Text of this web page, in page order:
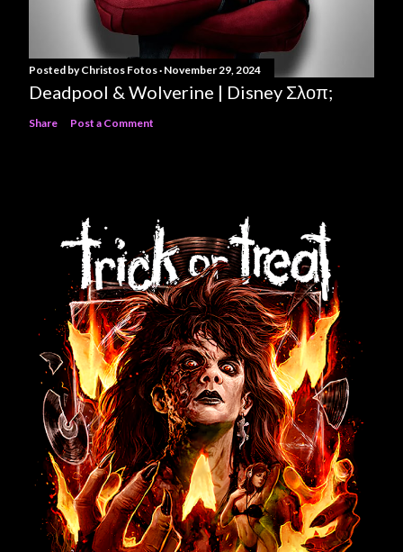
Posted byChristos Fotos November 29, 2024
Deadpool & Wolverine | Disney Σλοπ;
Share Post a Comment